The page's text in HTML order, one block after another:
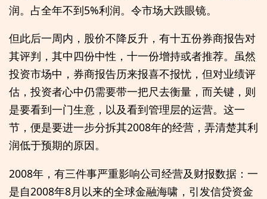
润。占全年不到5%利润。令市场大跌眼镜。
但此后一周内，股价不降反升，有十五份券商报告对
其评判，其中四份中性，十一份增持或者推荐。虽然
投资市场中，券商报告历来报喜不报忧，但对业绩评
估，投资者心中仍需要带一把尺去衡量，而关键，则
是要看到一门生意，以及看到管理层的运营。这一
节，便是要进一步分拆其2008年的经营，弄清楚其利
润低于预期的原因。
2008年，有三件事严重影响公司经营及财报数据：一
是自2008年8月以来的全球金融海啸，引发信贷资金